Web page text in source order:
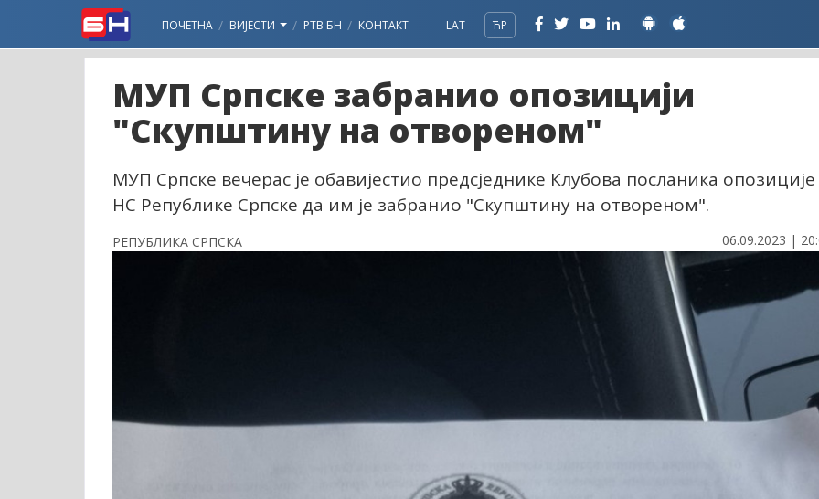
ПОЧЕТНА ВИЈЕСТИ РТВ БН КОНТАКТ LAT ЋР
МУП Српске забранио опозицији
"Скупштину на отвореном"
МУП Српске вечерас је обавијестио предсједнике Клубова посланика опозиције
НС Републике Српске да им је забранио "Скупштину на отвореном".
РЕПУБЛИКА СРПСКА 06.09.2023 |